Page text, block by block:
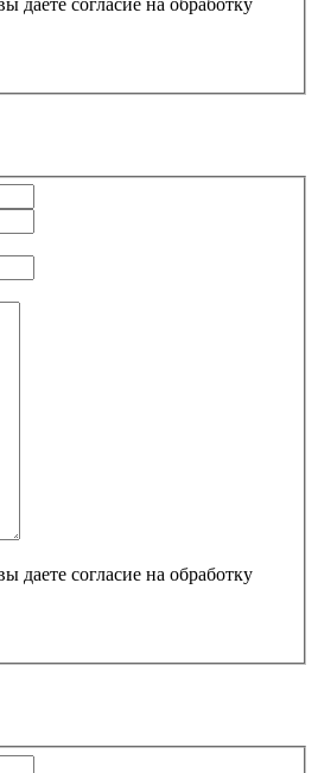
даете согласие на обработку